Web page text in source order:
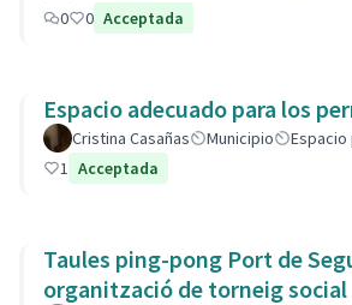
0
0 Acceptada
Espacio adecuado para los
Cristina Casañas Municipio
1 Acceptada
Taules ping-pong Port de
organització de torneig social